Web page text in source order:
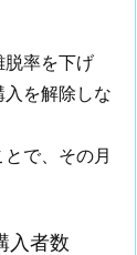
脱率を下げ
を解除しな
で、その月
入者数